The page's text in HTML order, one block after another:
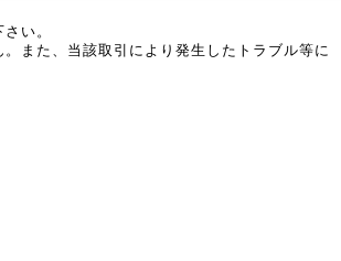
い。
また、当該取引により発生したトラブル等に